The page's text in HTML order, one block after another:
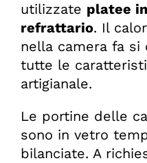
utilizzate platee
refrattario. Il
nella camera fa si
tutte le
artigianale.
Le portine delle
sono in vetro
bilanciate. A